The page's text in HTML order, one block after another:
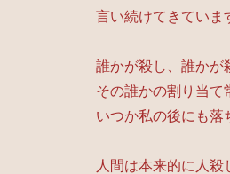
言い続けてきていま
誰かが殺し、誰かが
その誰かの割り当て
いつか私の後にも落
人間は本来的に人